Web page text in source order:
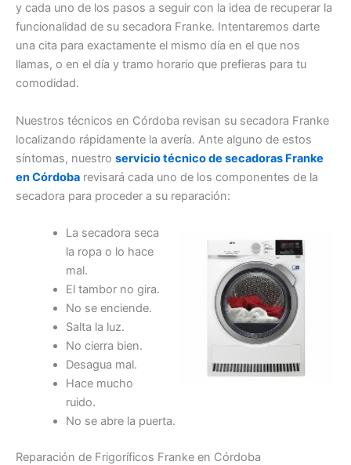
y cada uno de los pasos a seguir con la idea de recuperar la
funcionalidad de su secadora Franke. Intentaremos darte
una cita para exactamente el mismo día en el que nos
llamas, o en el día y tramo horario que prefieras para tu
comodidad.
Nuestros técnicos en Córdoba revisan su secadora Franke
localizando rápidamente la avería. Ante alguno de estos
síntomas, nuestro servicio técnico de secadoras Franke
en Córdoba revisará cada uno de los componentes de la
secadora para proceder a su reparación:
La secadora seca
la ropa o lo hace
mal.
El tambor no gira.
No se enciende.
Salta la luz.
No cierra bien.
Desagua mal.
Hace mucho
ruido.
No se abre la puerta.
Reparación de Frigoríficos Franke en Córdoba